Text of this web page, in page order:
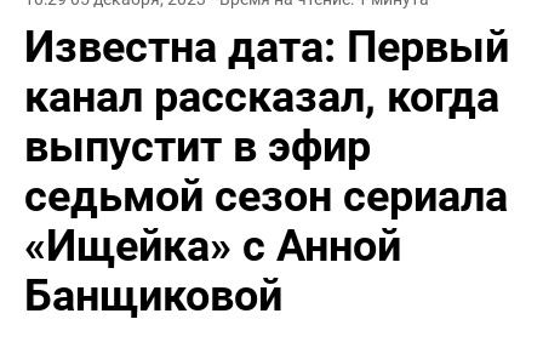
Известна дата: Первый
канал рассказал, когда
выпустит в эфир
седьмой сезон сериала
«Ищейка» с Анной
Банщиковой